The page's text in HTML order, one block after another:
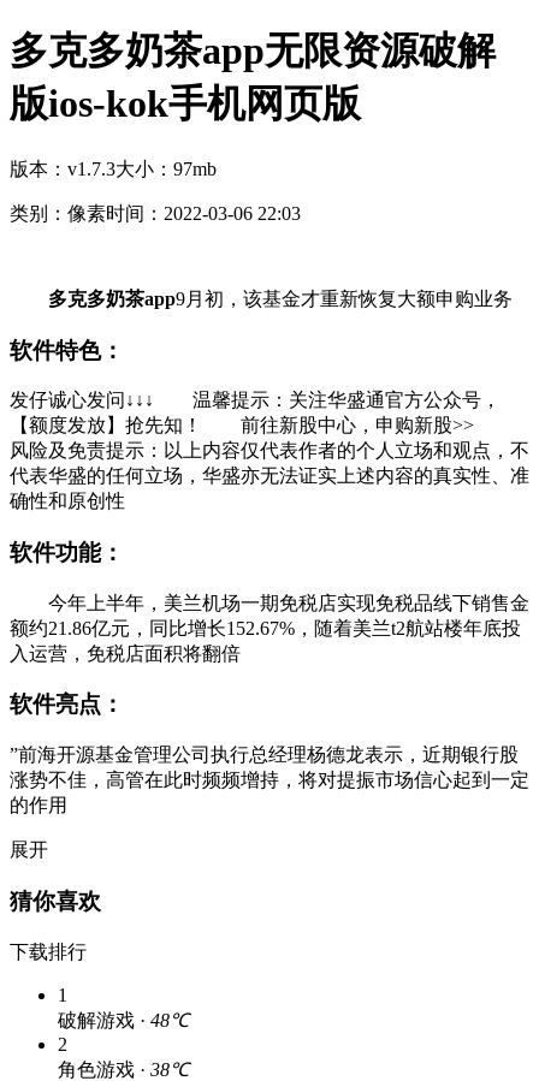
多克多奶茶app无限资源破解
版ios-kok手机网页版
版本：v1.7.3大小：97mb
类别：像素时间：2022-03-06 22:03
多克多奶茶app9月初，该基金才重新恢复大额申购业务
软件特色：
发仔诚心发问↓↓↓ 温馨提示：关注华盛通官方公众号，
【额度发放】抢先知！ 前往新股中心，申购新股>>
风险及免责提示：以上内容仅代表作者的个人立场和观点，不
代表华盛的任何立场，华盛亦无法证实上述内容的真实性、准
确性和原创性
软件功能：
今年上半年，美兰机场一期免税店实现免税品线下销售金
额约21.86亿元，同比增长152.67%，随着美兰t2航站楼年底投
入运营，免税店面积将翻倍
软件亮点：
”前海开源基金管理公司执行总经理杨德龙表示，近期银行股
涨势不佳，高管在此时频频增持，将对提振市场信心起到一定
的作用
展开
猜你喜欢
下载排行
1
破解游戏 · 48℃
2
角色游戏 · 38℃